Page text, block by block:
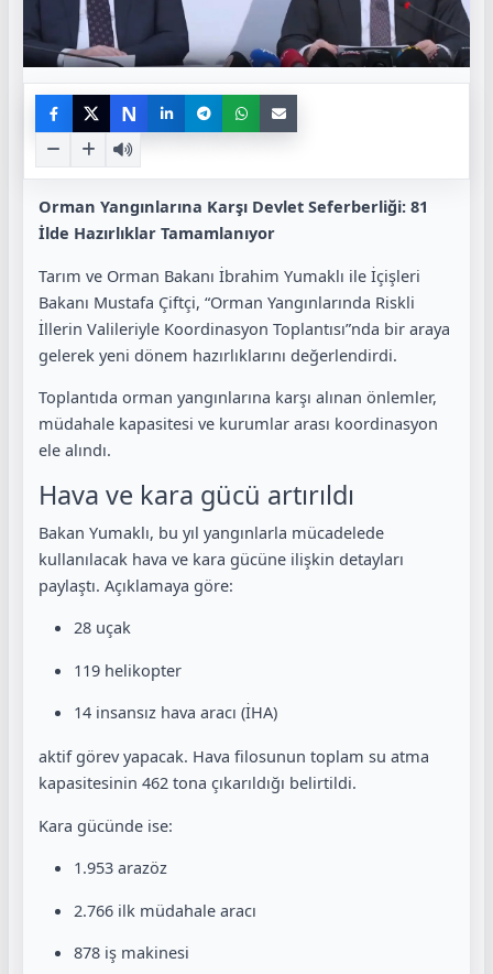
N
Orman Yangınlarına Karşı Devlet Seferberliği: 81
İlde Hazırlıklar Tamamlanıyor
Tarım ve Orman Bakanı İbrahim Yumaklı ile İçişleri
Bakanı Mustafa Çiftçi, “Orman Yangınlarında Riskli
İllerin Valileriyle Koordinasyon Toplantısı”nda bir araya
gelerek yeni dönem hazırlıklarını değerlendirdi.
Toplantıda orman yangınlarına karşı alınan önlemler,
müdahale kapasitesi ve kurumlar arası koordinasyon
ele alındı.
Hava ve kara gücü artırıldı
Bakan Yumaklı, bu yıl yangınlarla mücadelede
kullanılacak hava ve kara gücüne ilişkin detayları
paylaştı. Açıklamaya göre:
28 uçak
119 helikopter
14 insansız hava aracı (İHA)
aktif görev yapacak. Hava filosunun toplam su atma
kapasitesinin 462 tona çıkarıldığı belirtildi.
Kara gücünde ise:
1.953 arazöz
2.766 ilk müdahale aracı
878 iş makinesi